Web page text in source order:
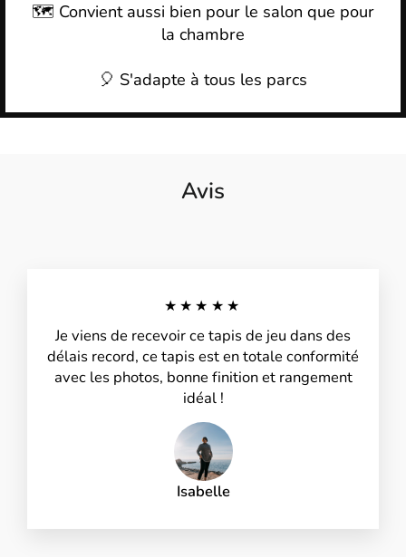
🗺️ Convient aussi bien pour le salon que pour
la chambre
🎈 S'adapte à tous les parcs
Avis
★★★★★
Je viens de recevoir ce tapis de jeu dans des
délais record, ce tapis est en totale conformité
avec les photos, bonne finition et rangement
idéal !
Isabelle